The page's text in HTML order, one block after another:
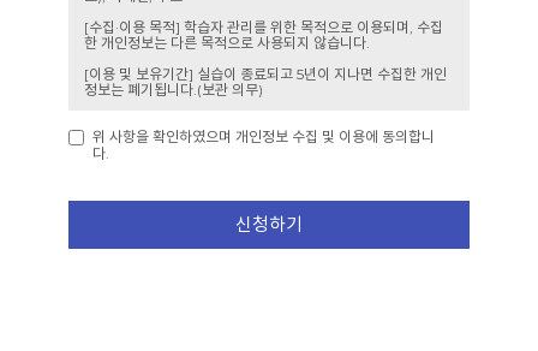
위 사항을 확인하였으며 개인정보 수집 및 이용에 동의합니
다.
신청하기